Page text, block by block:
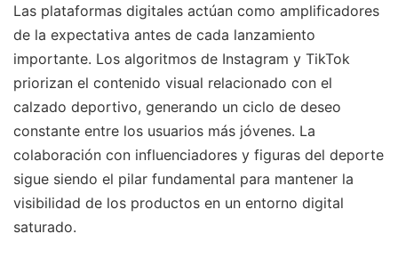
Las plataformas digitales actúan como amplificadores
de la expectativa antes de cada lanzamiento
importante. Los algoritmos de Instagram y TikTok
priorizan el contenido visual relacionado con el
calzado deportivo, generando un ciclo de deseo
constante entre los usuarios más jóvenes. La
colaboración con influenciadores y figuras del deporte
sigue siendo el pilar fundamental para mantener la
visibilidad de los productos en un entorno digital
saturado.